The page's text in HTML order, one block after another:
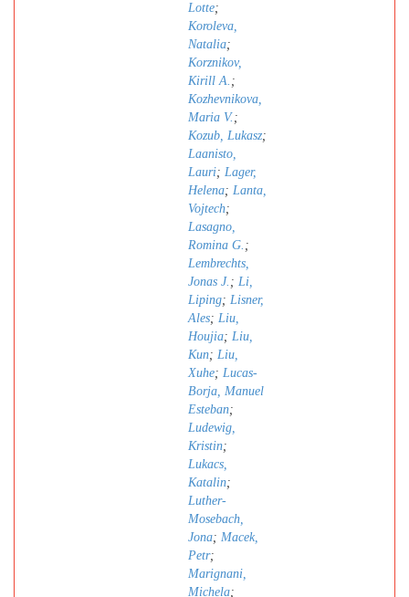
Lotte;
Koroleva,
Natalia;
Korznikov,
Kirill A. ;
Kozhevnikova,
Maria V.;
Kozub, Lukasz;
Laanisto,
Lauri; Lager,
Helena; Lanta,
Vojtech;
Lasagno,
Romina G. ;
Lembrechts,
Jonas J. ; Li,
Liping; Lisner,
Ales; Liu,
Houjia; Liu,
Kun; Liu,
Xuhe; Lucas-
Borja, Manuel
Esteban;
Ludewig,
Kristin;
Lukacs,
Katalin;
Luther-
Mosebach,
Jona; Macek,
Petr;
Marignani,
Michela;